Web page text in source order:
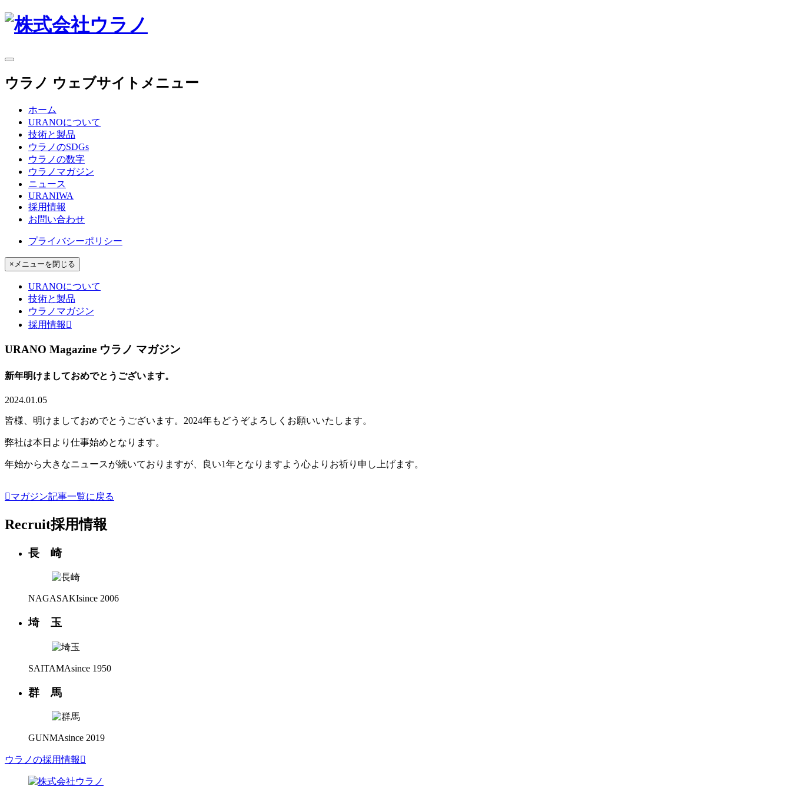
ウラノ ウェブサイトメニュー
ホーム
URANOについて
技術と製品
ウラノのSDGs
ウラノの数字
ウラノマガジン
ニュース
URANIWA
採用情報
お問い合わせ
プライバシーポリシー
× メニューを閉じる
URANOについて
技術と製品
ウラノマガジン
採用情報 
URANO Magazine ウラノ マガジン
新年明けましておめでとうございます。
2024.01.05
皆様、明けましておめでとうございます。2024年もどうぞよろしくお願いいたします。
弊社は本日より仕事始めとなります。
年始から大きなニュースが続いておりますが、良い1年となりますよう心よりお祈り申し上げます。
マガジン記事一覧に戻る
Recruit採用情報
長 崎
NAGASAKIsince 2006
埼 玉
SAITAMAsince 1950
群 馬
GUNMAsince 2019
ウラノの採用情報 